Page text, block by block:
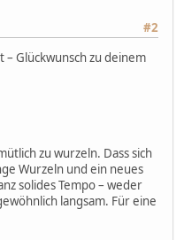
#2
– Glückwunsch zu deinem
zu wurzeln. Dass sich
Wurzeln und ein neues
solides Tempo – weder
langsam. Für eine